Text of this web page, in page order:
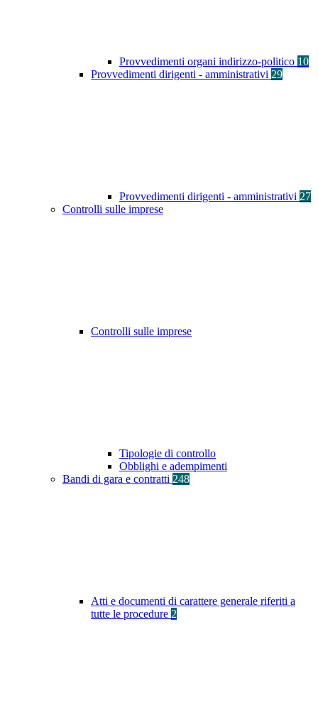
Provvedimenti organi indirizzo-politico 10
Provvedimenti dirigenti - amministrativi 29
Provvedimenti dirigenti - amministrativi 27
Controlli sulle imprese
Controlli sulle imprese
Tipologie di controllo
Obblighi e adempimenti
Bandi di gara e contratti 248
Atti e documenti di carattere generale riferiti a
tutte le procedure 2